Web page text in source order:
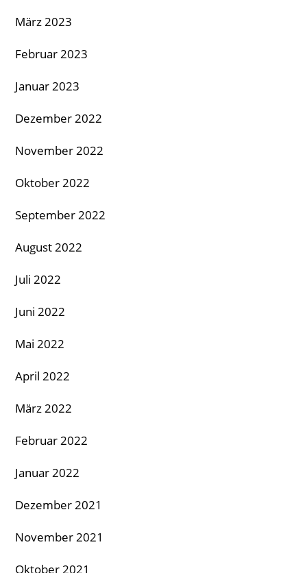
März 2023
Februar 2023
Januar 2023
Dezember 2022
November 2022
Oktober 2022
September 2022
August 2022
Juli 2022
Juni 2022
Mai 2022
April 2022
März 2022
Februar 2022
Januar 2022
Dezember 2021
November 2021
Oktober 2021